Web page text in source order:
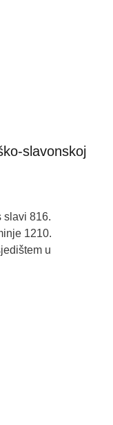
slavonskoj
slavi 816.
1210.
u